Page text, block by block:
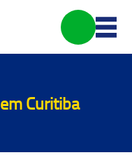
em Curitiba